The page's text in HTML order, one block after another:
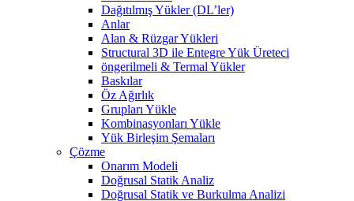
Dağıtılmış Yükler (DL’ler)
Anlar
Alan & Rüzgar Yükleri
Structural 3D ile Entegre Yük Üreteci
öngerilmeli & Termal Yükler
Baskılar
Öz Ağırlık
Grupları Yükle
Kombinasyonları Yükle
Yük Birleşim Şemaları
Çözme
Onarım Modeli
Doğrusal Statik Analiz
Doğrusal Statik ve Burkulma Analizi